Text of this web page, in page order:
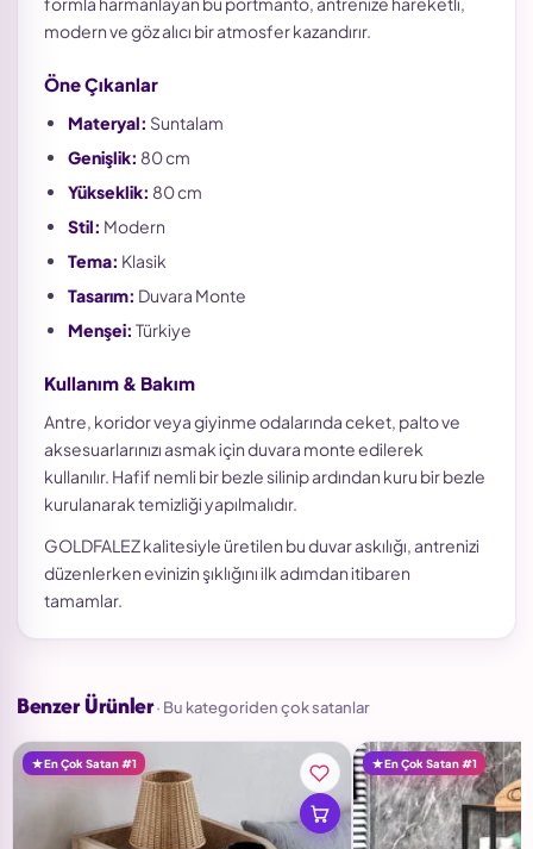
modern ve göz alıcı bir atmosfer kazandırır.
Öne Çıkanlar
Materyal: Suntalam
Genişlik: 80 cm
Yükseklik: 80 cm
Stil: Modern
Tema: Klasik
Tasarım: Duvara Monte
Menşei: Türkiye
Kullanım & Bakım
Antre, koridor veya giyinme odalarında ceket, palto ve
aksesuarlarınızı asmak için duvara monte edilerek
kullanılır. Hafif nemli bir bezle silinip ardından kuru bir bezle
kurulanarak temizliği yapılmalıdır.
GOLDFALEZ kalitesiyle üretilen bu duvar askılığı, antrenizi
düzenlerken evinizin şıklığını ilk adımdan itibaren
tamamlar.
Benzer Ürünler· Bu kategoriden çok satanlar
En Çok Satan #1 En Çok Satan #1